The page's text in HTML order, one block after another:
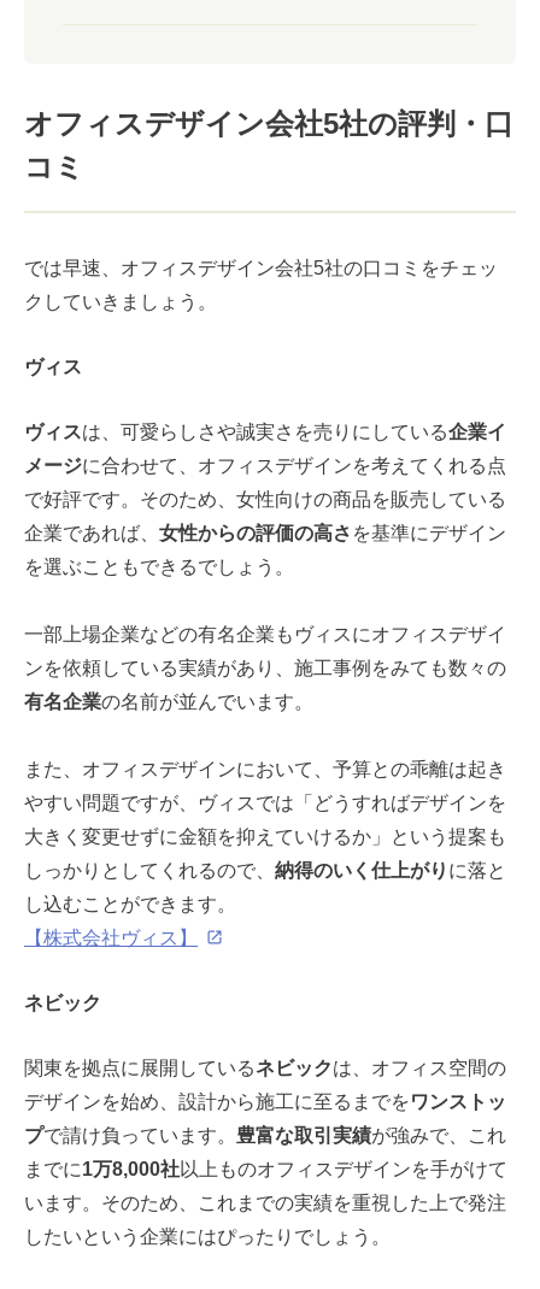
オフィスデザイン会社5社の評判・口
コミ
では早速、オフィスデザイン会社5社の口コミをチェッ
クしていきましょう。
ヴィス
ヴィスは、可愛らしさや誠実さを売りにしている企業イ
メージに合わせて、オフィスデザインを考えてくれる点
で好評です。そのため、女性向けの商品を販売している
企業であれば、 女性からの評価の高さ を基準にデザイン
を選ぶこともできるでしょう。
一部上場企業などの有名企業もヴィスにオフィスデザイ
ンを依頼している実績があり、施工事例をみても数々の
有名企業の名前が並んでいます。
また、オフィスデザインにおいて、予算との乖離は起き
やすい問題ですが、ヴィスでは「どうすればデザインを
大きく変更せずに金額を抑えていけるか」という提案も
しっかりとしてくれるので、 納得のいく仕上がり に落と
し込むことができます。
【株式会社ヴィス】
ネビック
関東を拠点に展開しているネビックは、オフィス空間の
デザインを始め、設計から施工に至るまでをワンストッ
プで請け負っています。 豊富な取引実績が強みで、これ
までに1万8,000社以上ものオフィスデザインを手がけて
います。そのため、これまでの実績を重視した上で発注
したいという企業にはぴったりでしょう。